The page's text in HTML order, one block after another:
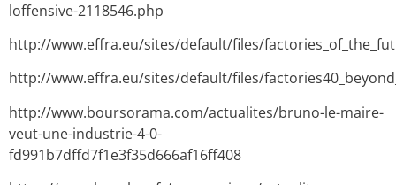
loffensive-2118546.php
http://www.effra.eu/sites/default/files/
http://www.effra.eu/sites/default/files/
http://www.boursorama.com/actualites/bruno-le-maire-
veut-une-industrie-4-0-
fd991b7dffd7f1e3f35d666af16ff408